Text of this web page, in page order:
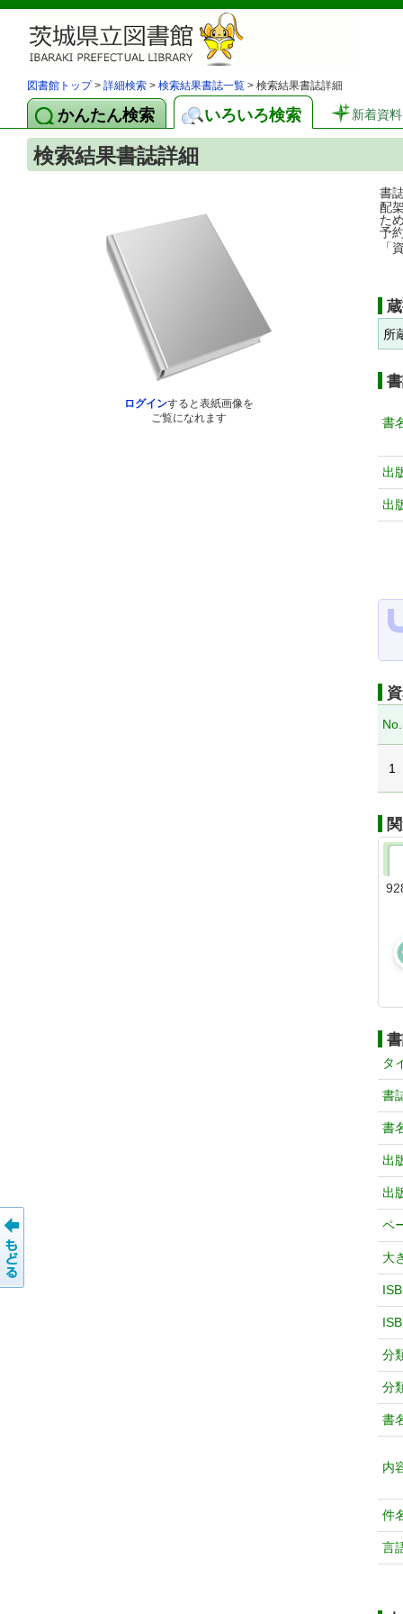
図書館トップ> 詳細検索 > 検索結果書誌一覧 > 検索結果書誌詳細
かんたん検索 いろいろ検索 新着資料
検索結果書誌詳細
ログインすると表紙画像を
ご覧になれます
書
配
た
予
「
所
書
出
出
No.
1
タ
書
書
出
出
ペ
大
分
分
書
内
件
言